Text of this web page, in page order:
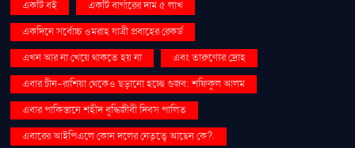
একটি বই
একটি বার্গারের দাম ৫ লাখ
একদিনে সর্বোচ্চ ওমরাহ যাত্রী প্রবাহের রেকর্ড
এখন আর না খেয়ে থাকতে হয় না
এবং তারুণ্যের দ্রোহ
এবার চীন-রাশিয়া থেকেও ছড়ানো হচ্ছে গুজব: শফিকুল আলম
এবার পাকিস্তানে শহীদ বুদ্ধিজীবী দিবস পালিত
এবারের আইপিএলে কোন দলের নেতৃত্বে আছেন কে?.